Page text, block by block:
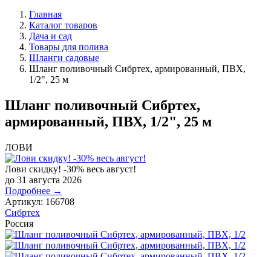
Главная
Каталог товаров
Дача и сад
Товары для полива
Шланги садовые
Шланг поливочный Сибртех, армированный, ПВХ,
1/2", 25 м
Шланг поливочный Сибртех,
армированный, ПВХ, 1/2", 25 м
ЛОВИ
Лови скидку! -30% весь август!
до 31 августа 2026
Подробнее →
Артикул: 166708
Сибртех
Россия